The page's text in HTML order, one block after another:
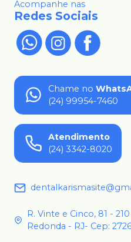
Acompanhe nas
Redes Sociais
Chame no
(24) 99954-7460
Atendimento
(24) 3342-8020
R. Vinte e Cinco, 81 -
Redonda - RJ- Cep: